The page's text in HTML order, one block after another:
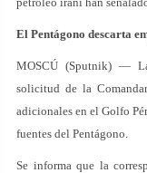
El Pentágono descarta
MOSCÚ (Sputnik) —
solicitud de la
adicionales en el Golfo
fuentes del Pentágono.
Se informa que la